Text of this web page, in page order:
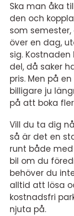
Ska man åka
den och
som
över en dag,
sig.
del, då saker
pris. Men på
billigare ju
på att boka
Vill du ta dig
så är det en
runt både
bil om du
behöver du
alltid att lösa
kostnadsfri
njuta på.